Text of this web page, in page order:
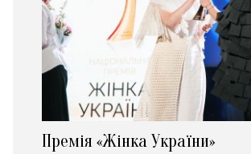
Премія «Жінка України»